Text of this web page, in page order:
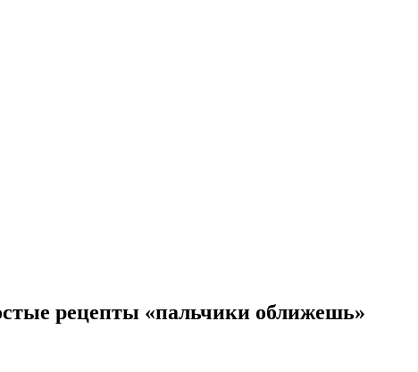
рецепты «пальчики оближешь»